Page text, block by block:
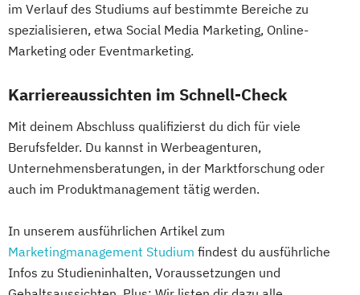
im Verlauf des Studiums auf bestimmte Bereiche zu
spezialisieren, etwa Social Media Marketing, Online-
Marketing oder Eventmarketing.
Karriereaussichten im Schnell-Check
Mit deinem Abschluss qualifizierst du dich für viele
Berufsfelder. Du kannst in Werbeagenturen,
Unternehmensberatungen, in der Marktforschung oder
auch im Produktmanagement tätig werden.
In unserem ausführlichen Artikel zum
Marketingmanagement Studium findest du ausführliche
Infos zu Studieninhalten, Voraussetzungen und